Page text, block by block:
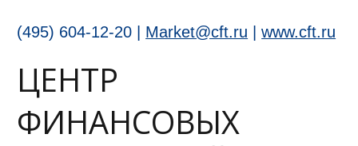
(495) 604-12-20 | Market@cft.ru |www.cft.ru
ЦЕНТР
ФИНАНСОВЫХ